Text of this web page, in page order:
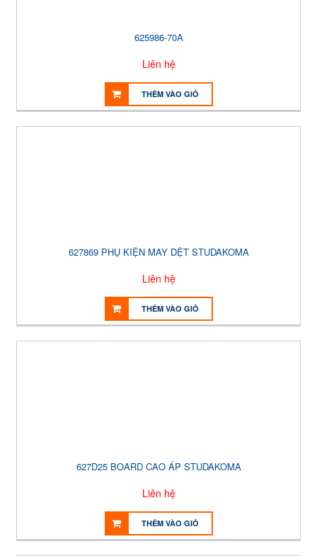
625986-70A
Liên hệ
THÊM VÀO GIỎ
627869 PHỤ KIỆN MAY DỆT STUDAKOMA
Liên hệ
THÊM VÀO GIỎ
627D25 BOARD CAO ÁP STUDAKOMA
Liên hệ
THÊM VÀO GIỎ